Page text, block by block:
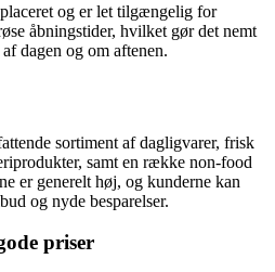
og er let tilgængelig for
åbningstider, hvilket gør det nemt
dagen og om aftenen.
sortiment af dagligvarer, frisk
samt en række non-food
er generelt høj, og kunderne kan
og nyde besparelser.
priser